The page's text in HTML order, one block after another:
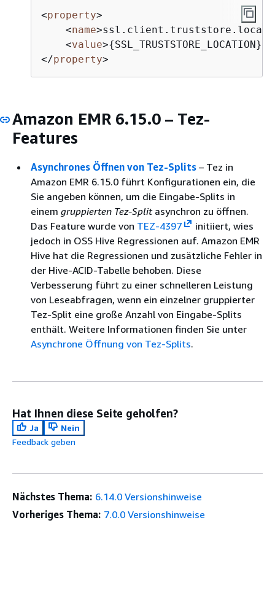
<property>
<name>
<value>{SSL_TRUSTSTORE_LOCATION}
</property>
Amazon EMR 6.15.0 – Tez-
Features
Asynchrones Öffnen von Tez-Splits – Tez in
Amazon EMR 6.15.0 führt Konfigurationen ein, die
Sie angeben können, um die Eingabe-Splits in
einem gruppierten Tez-Splitasynchron zu öffnen.
Das Feature wurde von TEZ-4397
initiiert, wies
jedoch in OSS Hive Regressionen auf. Amazon EMR
Hive hat die Regressionen und zusätzliche Fehler in
der Hive-ACID-Tabelle behoben. Diese
Verbesserung führt zu einer schnelleren Leistung
von Leseabfragen, wenn ein einzelner gruppierter
Tez-Split eine große Anzahl von Eingabe-Splits
enthält. Weitere Informationen finden Sie unter
Asynchrone Öffnung von Tez-Splits.
Hat Ihnen diese Seite geholfen?
Ja
Nein
Feedback geben
Nächstes Thema: 6.14.0 Versionshinweise
Vorheriges Thema: 7.0.0 Versionshinweise